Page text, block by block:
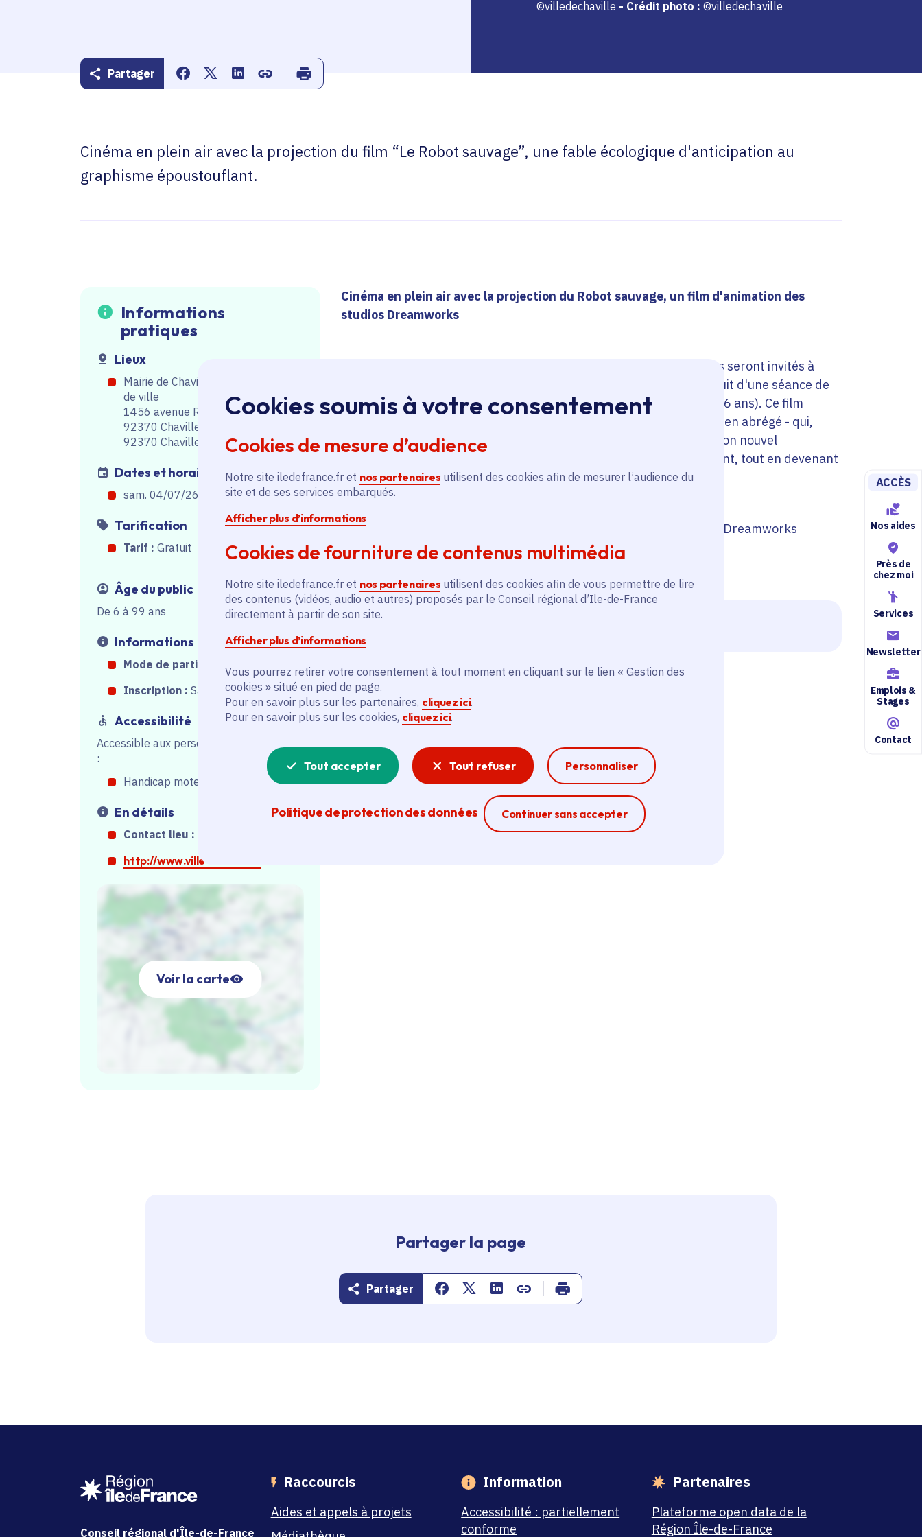
Cookies soumis à votre consentement
Cookies de mesure d’audience
Notre site iledefrance.fr et nos partenaires utilisent des cookies afin de mesurer l’audience du
site et de ses services embarqués.
Afficher plus d’informations
Cookies de fourniture de contenus multimédia
Notre site iledefrance.fr et nos partenaires utilisent des cookies afin de vous permettre de lire
des contenus (vidéos, audio et autres) proposés par le Conseil régional d’Ile-de-France
directement à partir de son site.
Afficher plus d’informations
Vous pourrez retirer votre consentement à tout moment en cliquant sur le lien « Gestion des
cookies » situé en pied de page.
Pour en savoir plus sur les partenaires, cliquez ici.
Pour en savoir plus sur les cookies, cliquez ici.
Tout accepter Tout refuser Personnaliser
Politique de protection des données Continuer sans accepter
Ferme la modale
ACCÈS
Nos aides
Près de
chez moi
Services
Newsletter
Emplois &
Stages
Contact
Partager Partager sur Facebook
Partager sur Twitter
Partager sur Linkedin
Copier dans le presse-papier
Imprimer
©villedechaville - Crédit photo : ©villedechaville
Cinéma en plein air avec la projection du film “Le Robot sauvage”, une fable écologique d'anticipation au
graphisme époustouflant.
Informations
pratiques
Lieux
Mairie de Chaville - Parc de l'hôtel
de ville
1456 avenue Roger Salengro
92370 Chaville
92370 Chaville
Dates et horaires
sam. 04/07/26, de 22h00à23h45
Tarification
Tarif : Gratuit
Âge du public
De 6 à 99 ans
Informations
Mode de participation :
Inscription : Sans inscription
Accessibilité
Accessible aux personnes en situation de
:
Handicap moteur
En détails
Contact lieu :
http://www.ville-chaville.fr
Voir la carte
Cinéma en plein air avec la projection du Robot sauvage, un film d'animation des
studios Dreamworks
Pour clore en beauté cette journée festive et artistique, les visiteurs seront invités à
venir pique-niquer sur l'herbe avant de profiter à la tombée de la nuit d'une séance de
cinéma en plein air avec la projection du Robot sauvage (à partir de 6 ans). Ce film
d'animation suit le voyage d'un robot - l'unité ROZZUM 7134, “Roz” en abrégé - qui,
après avoir fait naufrage sur une île, doit apprendre à s'adapter à son nouvel
environnement et à établir des relations avec les animaux qui y vivent, tout en devenant
la mère adoptive d'un oison orphelin qu'elle nommera Joli-Bec.
Une histore d'apprentissage classique, mais pour laquelle le studio Dreamworks
révolutionne encore les techniques d'animation. Superbe !
Partager la page
Partager Partager sur Facebook
Partager sur Twitter
Partager sur Linkedin
Copier dans le presse-papier
Imprimer
Conseil régional d'Île-de-France
Raccourcis
Aides et appels à projets
Information
Accessibilité : partiellement
conforme
Partenaires
Plateforme open data de la
Région Île-de-France